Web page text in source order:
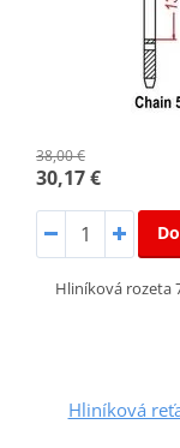
38,00 €
30,17 €
Hliníková rozeta
Hliníková